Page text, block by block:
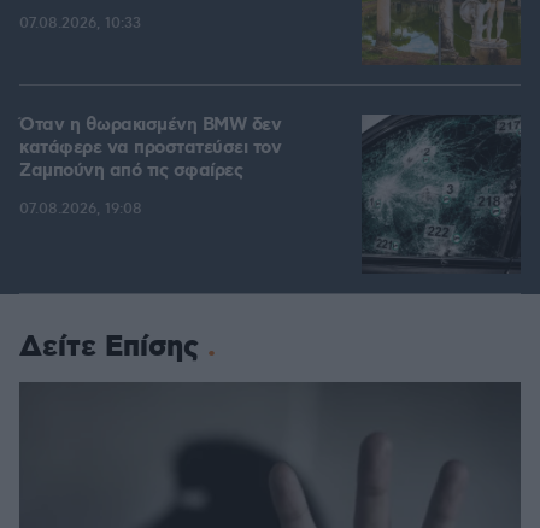
07.08.2026, 10:33
Όταν η θωρακισμένη BMW δεν
κατάφερε να προστατεύσει τον
Ζαμπούνη από τις σφαίρες
07.08.2026, 19:08
Δείτε Επίσης